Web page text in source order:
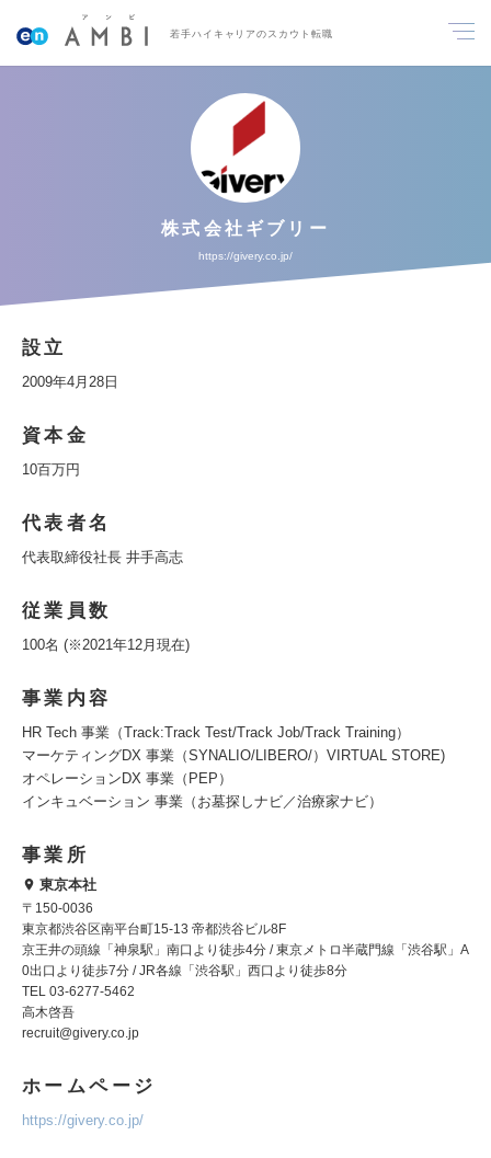
若手ハイキャリアのスカウト転職
株式会社ギブリー
https://givery.co.jp/
設立
2009年4月28日
資本金
10百万円
代表者名
代表取締役社長 井手高志
従業員数
100名 (※2021年12月現在)
事業内容
HR Tech 事業（Track:Track Test/Track Job/Track Training）
マーケティングDX 事業（SYNALIO/LIBERO/）VIRTUAL STORE)
オペレーションDX 事業（PEP）
インキュベーション 事業（お墓探しナビ／治療家ナビ）
事業所
東京本社
〒150-0036
東京都渋谷区南平台町15-13 帝都渋谷ビル8F
京王井の頭線「神泉駅」南口より徒歩4分 / 東京メトロ半蔵門線「渋谷駅」A
0出口より徒歩7分 / JR各線「渋谷駅」西口より徒歩8分
TEL 03-6277-5462
高木啓吾
recruit@givery.co.jp
ホームページ
https://givery.co.jp/